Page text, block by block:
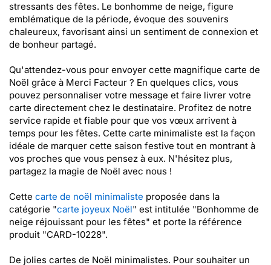
stressants des fêtes. Le bonhomme de neige, figure
emblématique de la période, évoque des souvenirs
chaleureux, favorisant ainsi un sentiment de connexion et
de bonheur partagé.
Qu'attendez-vous pour envoyer cette magnifique carte de
Noël grâce à Merci Facteur ? En quelques clics, vous
pouvez personnaliser votre message et faire livrer votre
carte directement chez le destinataire. Profitez de notre
service rapide et fiable pour que vos vœux arrivent à
temps pour les fêtes. Cette carte minimaliste est la façon
idéale de marquer cette saison festive tout en montrant à
vos proches que vous pensez à eux. N'hésitez plus,
partagez la magie de Noël avec nous !
Cette carte de noël minimaliste proposée dans la
catégorie "carte joyeux Noël" est intitulée "Bonhomme de
neige réjouissant pour les fêtes" et porte la référence
produit "CARD-10228".
De jolies cartes de Noël minimalistes. Pour souhaiter un